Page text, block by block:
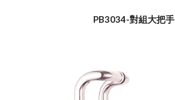
PB3034-對組大把手